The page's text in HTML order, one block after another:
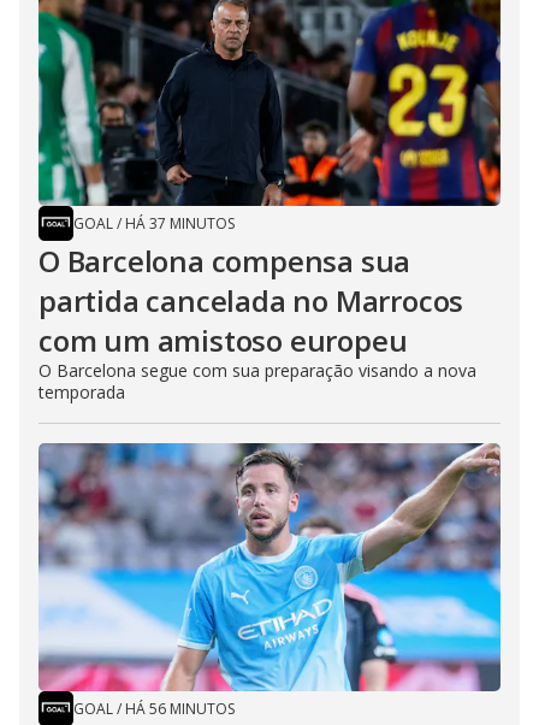
GOAL/ HÁ 37 MINUTOS
O Barcelona compensa sua
partida cancelada no Marrocos
com um amistoso europeu
O Barcelona segue com sua preparação visando a nova
temporada
GOAL/ HÁ 56 MINUTOS